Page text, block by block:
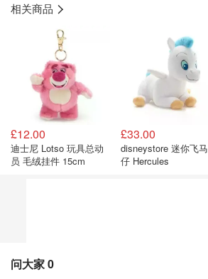
相关商品
£12.00
迪士尼 Lotso 玩具总动
员 毛绒挂件 15cm
£33.00
disneystore 迷你飞
仔 Hercules
问大家0